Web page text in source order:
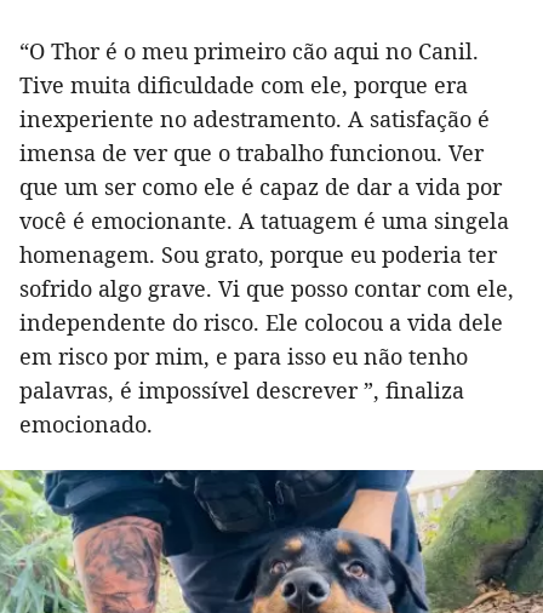
“O Thor é o meu primeiro cão aqui no Canil.
Tive muita dificuldade com ele, porque era
inexperiente no adestramento. A satisfação é
imensa de ver que o trabalho funcionou. Ver
que um ser como ele é capaz de dar a vida por
você é emocionante. A tatuagem é uma singela
homenagem. Sou grato, porque eu poderia ter
sofrido algo grave. Vi que posso contar com ele,
independente do risco. Ele colocou a vida dele
em risco por mim, e para isso eu não tenho
palavras, é impossível descrever ”, finaliza
emocionado.